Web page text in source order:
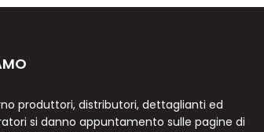
produttori, distributori, dettaglianti ed
si danno appuntamento sulle pagine di